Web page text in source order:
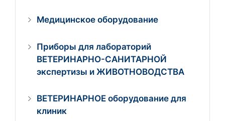
Медицинское оборудование
Приборы для лабораторий
ВЕТЕРИНАРНО-САНИТАРНОЙ
экспертизы и ЖИВОТНОВОДСТВА
ВЕТЕРИНАРНОЕ оборудование для
клиник